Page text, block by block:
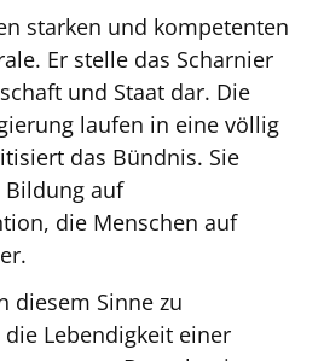
starken und kompetenten
Er stelle das Scharnier
und Staat dar. Die
laufen in eine völlig
das Bündnis. Sie
auf
die Menschen auf
diesem Sinne zu
Lebendigkeit einer